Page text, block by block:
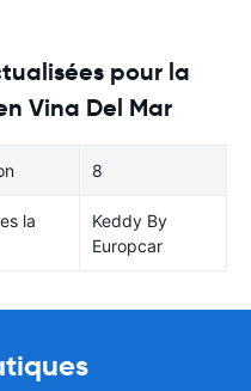
pour la
Vina Del Mar
8
la
Keddy By
Europcar